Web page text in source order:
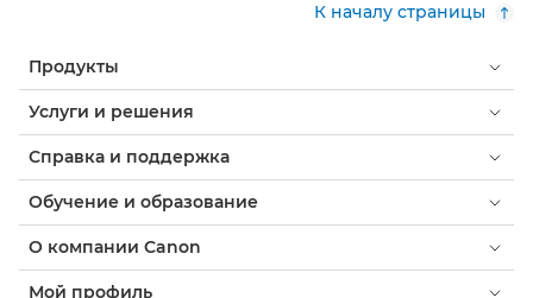
К началу страницы
Продукты
Услуги и решения
Справка и поддержка
Обучение и образование
О компании Canon
Мой профиль